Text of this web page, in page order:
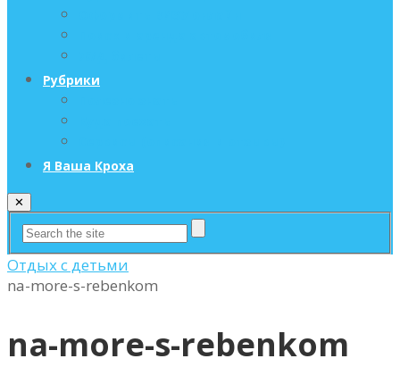
Рубрики
Я Ваша Кроха
✕
Отдых с детьми
na-more-s-rebenkom
na-more-s-rebenkom